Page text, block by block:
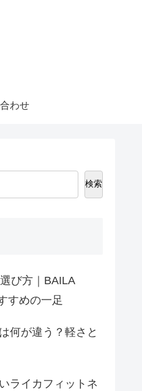
わせ
検索
び方｜BAILA
すめの一足
何が違う？軽さと
ライカフィットネ